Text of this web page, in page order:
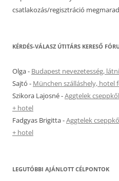
csatlakozás/regisztráció
KÉRDÉS-VÁLASZ ÚTITÁRS KERESŐ
Olga- Budapest nevezetesség,
Sajtó - München szálláshely,
Szikora Lajosné-Aggtelek
+ hotel
Fadgyas Brigitta-Aggtelek
+ hotel
LEGUTÓBBI AJÁNLOTT CÉLPONTOK